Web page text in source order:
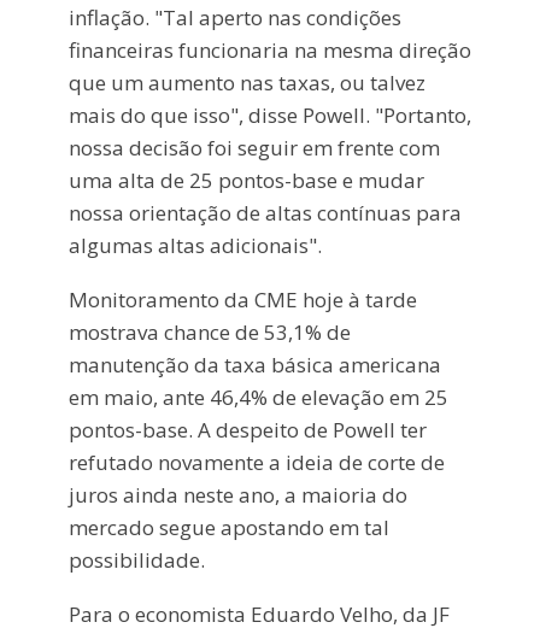
inflação. "Tal aperto nas condições
financeiras funcionaria na mesma direção
que um aumento nas taxas, ou talvez
mais do que isso", disse Powell. "Portanto,
nossa decisão foi seguir em frente com
uma alta de 25 pontos-base e mudar
nossa orientação de altas contínuas para
algumas altas adicionais".
Monitoramento da CME hoje à tarde
mostrava chance de 53,1% de
manutenção da taxa básica americana
em maio, ante 46,4% de elevação em 25
pontos-base. A despeito de Powell ter
refutado novamente a ideia de corte de
juros ainda neste ano, a maioria do
mercado segue apostando em tal
possibilidade.
Para o economista Eduardo Velho, da JF